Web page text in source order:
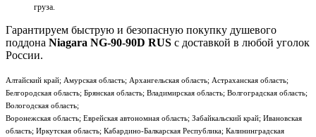
груза.
Гарантируем быструю и безопасную покупку душевого
поддона Niagara NG-90-90D RUS с доставкой в любой уголок
России.
Алтайский край; Амурская область; Архангельская область; Астраханская область;
Белгородская область; Брянская область; Владимирская область; Волгоградская область;
Вологодская область;
Воронежская область; Еврейская автономная область; Забайкальский край; Ивановская
область; Иркутская область; Кабардино-Балкарская Республика; Калининградская